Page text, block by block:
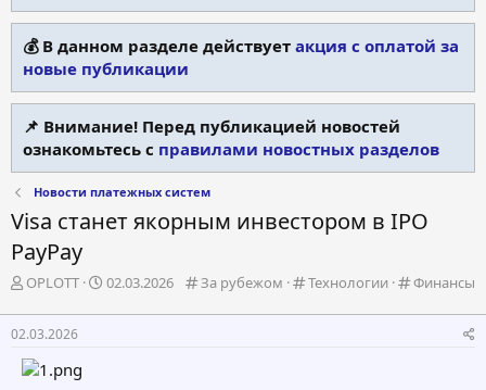
💰 В данном разделе действует акция с оплатой за
новые публикации
📌 Внимание! Перед публикацией новостей
ознакомьтесь с правилами новостных разделов
Новости платежных систем
Visa станет якорным инвестором в IPO
PayPay
К
т
За рубежом
К
т
Технологии
К
т
Финансы
А
т
о
р
т
OPLOTT
Д
т
02.03.2026
02.03.2026